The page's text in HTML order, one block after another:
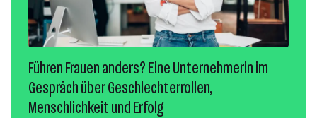
Führen Frauen anders? Eine Unternehmerin im
Gespräch über Geschlechterrollen,
Menschlichkeit und Erfolg